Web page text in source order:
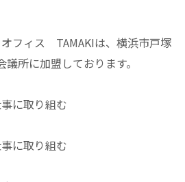
フィス TAMAKIは、横浜市戸塚
所に加盟しております。
に取り組む
に取り組む